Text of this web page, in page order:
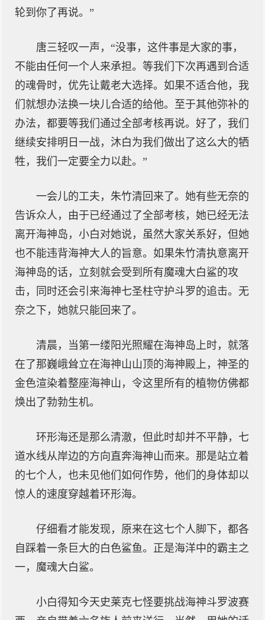
轮到你了再说。”
唐三轻叹一声，“没事，这件事是大家的事，
不能由任何一个人来承担。等我们下次再遇到合适
的魂骨时，优先让戴老大选择。如果不适合他，我
们就想办法换一块儿合适的给他。至于其他弥补的
办法，都要等我们通过全部考核再说。好了，我们
继续安排明日一战，沐白为我们做出了这么大的牺
牲，我们一定要全力以赴。”
一会儿的工夫，朱竹清回来了。她有些无奈的
告诉众人，由于已经通过了全部考核，她已经无法
离开海神岛，小白对她说，虽然大家关系好，但她
也不能违背海神大人的旨意。如果朱竹清执意离开
海神岛的话，立刻就会受到所有魔魂大白鲨的攻
击，同时还会引来海神七圣柱守护斗罗的追击。无
奈之下，她就只能回来了。
清晨，当第一缕阳光照耀在海神岛上时，就落
在了那巍峨耸立在海神山山顶的海神殿上，神圣的
金色渲染着整座海神山，令这里所有的植物仿佛都
焕出了勃勃生机。
环形海还是那么清澈，但此时却并不平静，七
道水线从岸边的方向直奔海神山而来。那是站立着
的七个人，也未见他们如何作势，他们的身体却以
惊人的速度穿越着环形海。
仔细看才能发现，原来在这七个人脚下，都各
自踩着一条巨大的白色鲨鱼。正是海洋中的霸主之
一，魔魂大白鲨。
小白得知今天史莱克七怪要挑战海神斗罗波赛